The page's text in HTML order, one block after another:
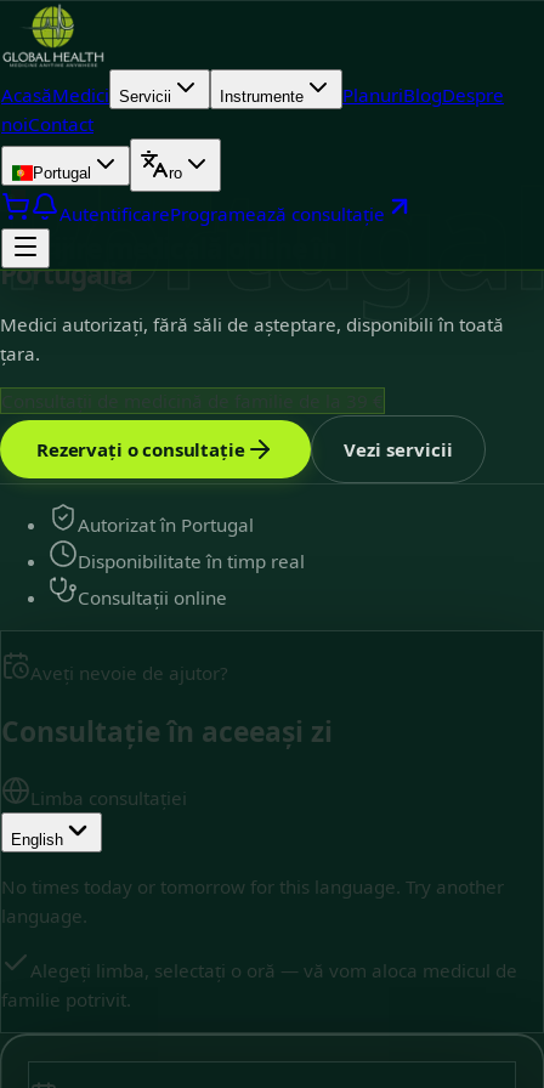
AcasăMedici Servicii Instrumente PlanuriBlogDespre
noiContact
Portugal ro
AutentificareProgramează consultație
Portugal disponibil
Îngrijire medicală online în
Portugalia
Medici autorizați, fără săli de așteptare, disponibili în toată
țara.
Rezervați o consultație
Vezi servicii
Autorizat în Portugal
Disponibilitate în timp real
Consultații online
Aveți nevoie de ajutor?
Consultație în aceeași zi
Limba consultației
English
No times today or tomorrow for this language. Try another
language.
Alegeți limba, selectați o oră — vă vom aloca medicul de
familie potrivit.